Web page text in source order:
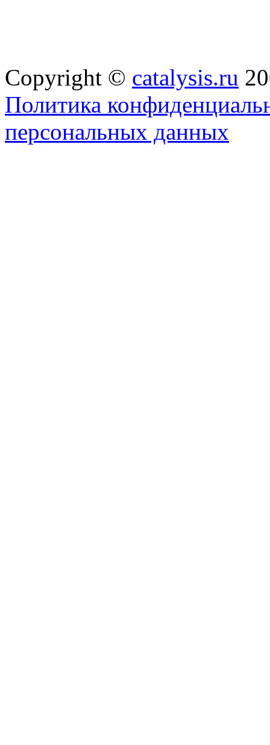
Copyright © catalysis.ru
Политика
персональных данных